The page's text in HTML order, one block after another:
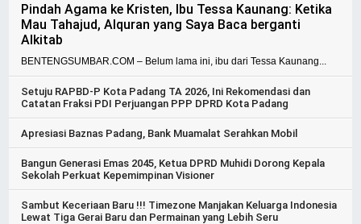
Pindah Agama ke Kristen, Ibu Tessa Kaunang: Ketika
Mau Tahajud, Alquran yang Saya Baca berganti
Alkitab
BENTENGSUMBAR.COM – Belum lama ini, ibu dari Tessa Kaunang...
Setuju RAPBD-P Kota Padang TA 2026, Ini Rekomendasi dan
Catatan Fraksi PDI Perjuangan PPP DPRD Kota Padang
Apresiasi Baznas Padang, Bank Muamalat Serahkan Mobil
Bangun Generasi Emas 2045, Ketua DPRD Muhidi Dorong Kepala
Sekolah Perkuat Kepemimpinan Visioner
Sambut Keceriaan Baru !!! Timezone Manjakan Keluarga Indonesia
Lewat Tiga Gerai Baru dan Permainan yang Lebih Seru